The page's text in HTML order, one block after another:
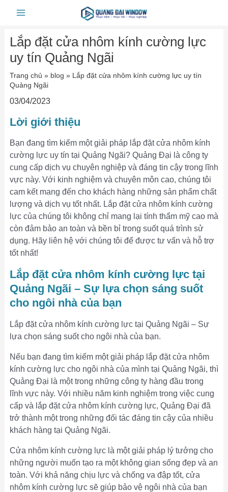
Main
Lắp đặt cửa nhôm kính cường lực
uy tín Quảng Ngãi
Trang chủ » blog » Lắp đặt cửa nhôm kính cường lực uy tín
Quảng Ngãi
03/04/2023
Lời giới thiệu
Bạn đang tìm kiếm một giải pháp lắp đặt cửa nhôm kính
cường lực uy tín tại Quảng Ngãi? Quảng Đại là công ty
cung cấp dịch vụ chuyên nghiệp và đáng tin cậy trong lĩnh
vực này. Với kinh nghiệm và chuyên môn cao, chúng tôi
cam kết mang đến cho khách hàng những sản phẩm chất
lượng và dịch vụ tốt nhất. Lắp đặt cửa nhôm kính cường
lực của chúng tôi không chỉ mang lại tính thẩm mỹ cao mà
còn đảm bảo an toàn và bền bỉ trong suốt quá trình sử
dụng. Hãy liên hệ với chúng tôi để được tư vấn và hỗ trợ
tốt nhất!
Lắp đặt cửa nhôm kính cường lực tại
Quảng Ngãi – Sự lựa chọn sáng suốt
cho ngôi nhà của bạn
Lắp đặt cửa nhôm kính cường lực tại Quảng Ngãi – Sự
lựa chọn sáng suốt cho ngôi nhà của bạn.
Nếu bạn đang tìm kiếm một giải pháp lắp đặt cửa nhôm
kính cường lực cho ngôi nhà của mình tại Quảng Ngãi, thì
Quảng Đại là một trong những công ty hàng đầu trong
lĩnh vực này. Với nhiều năm kinh nghiệm trong việc cung
cấp và lắp đặt cửa nhôm kính cường lực, Quảng Đại đã
trở thành một trong những đối tác đáng tin cậy của nhiều
khách hàng tại Quảng Ngãi.
Cửa nhôm kính cường lực là một giải pháp lý tưởng cho
những người muốn tạo ra một không gian sống đẹp và an
toàn. Với khả năng chịu lực và chống va đập tốt, cửa
nhôm kính cường lực sẽ giúp bảo vệ ngôi nhà của bạn